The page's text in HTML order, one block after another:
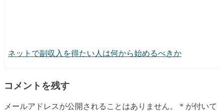
ネットで副収入を得たい人は何から始めるべきか
コメントを残す
メールアドレスが公開されることはありません。 * が付いて